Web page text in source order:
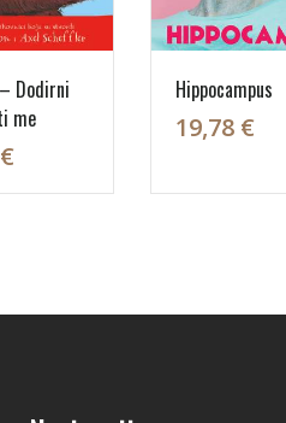
Dodirni
me
Hippocampus
19,78 €